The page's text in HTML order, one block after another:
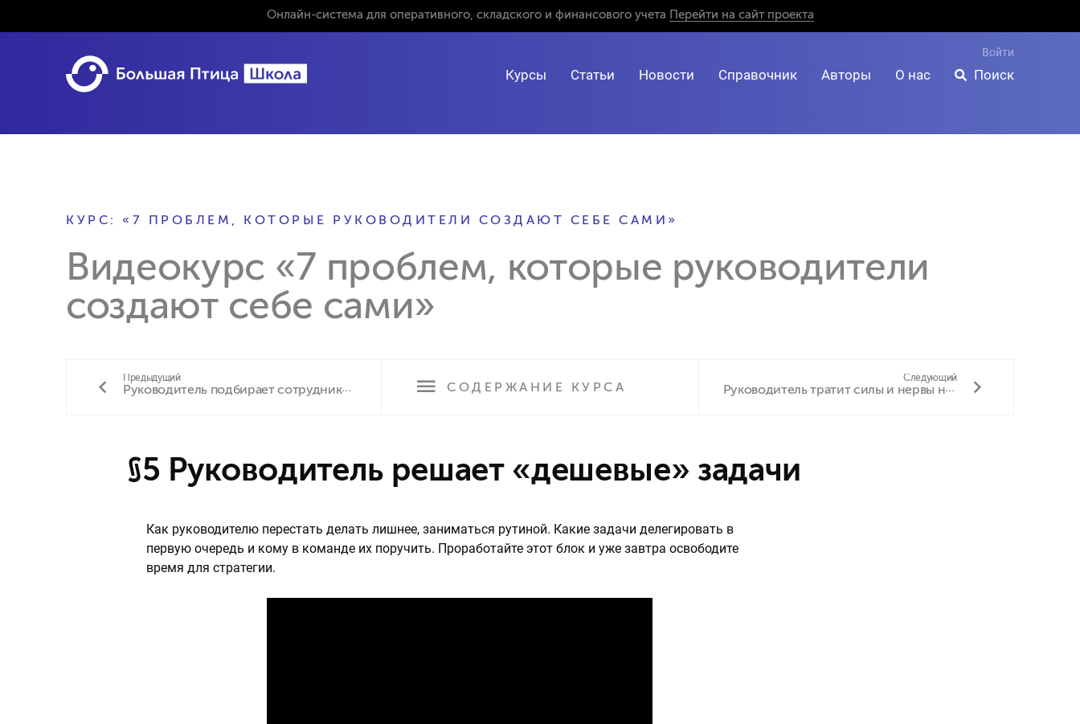
Онлайн-система для оперативного, складского и финансового учета Перейти на сайт проекта
Войти
Курсы Статьи Новости Справочник Авторы О нас Поиск
КУРС: «7 ПРОБЛЕМ, КОТОРЫЕ РУКОВОДИТЕЛИ СОЗДАЮТ СЕБЕ САМИ»
Видеокурс «7 проблем, которые руководители
создают себе сами»
Предыдущий
Руководитель подбирает сотрудников, полагаясь на интуицию СОДЕРЖАНИЕ КУРСА
Следующий
Руководитель тратит силы и нервы на «звезду»
§5 Руководитель решает «дешевые» задачи
Как руководителю перестать делать лишнее, заниматься рутиной. Какие задачи делегировать в
первую очередь и кому в команде их поручить. Проработайте этот блок и уже завтра освободите
время для стратегии.